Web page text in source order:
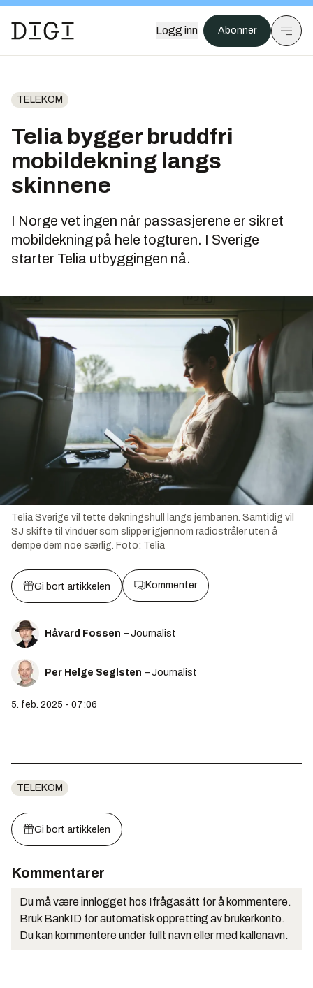
Logg inn Abonner
TELEKOM
Telia bygger bruddfri
mobildekning langs
skinnene
I Norge vet ingen når passasjerene er sikret
mobildekning på hele togturen. I Sverige
starter Telia utbyggingen nå.
Telia Sverige vil tette dekningshull langs jernbanen. Samtidig vil
SJ skifte til vinduer som slipper igjennom radiostråler uten å
dempe dem noe særlig. Foto: Telia
Gi bort artikkelen Kommenter
Håvard Fossen – Journalist
Per Helge Seglsten – Journalist
5. feb. 2025 - 07:06
TELEKOM
Gi bort artikkelen
Kommentarer
Du må være innlogget hos Ifrågasätt for å kommentere.
Bruk BankID for automatisk oppretting av brukerkonto.
Du kan kommentere under fullt navn eller med kallenavn.